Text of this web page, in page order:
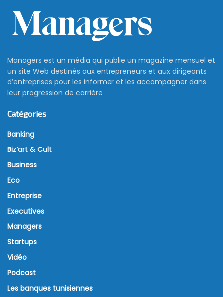
Managers est un média qui publie un magazine mensuel et
un site Web destinés aux entrepreneurs et aux dirigeants
d’entreprises pour les informer et les accompagner dans
leur progression de carrière
Catégories
Banking
Biz’art & Cult
Business
Eco
Entreprise
Executives
Managers
Startups
Vidéo
Podcast
Les banques tunisiennes